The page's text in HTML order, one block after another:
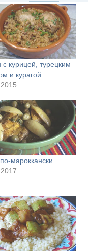
с курицей, турецким
и курагой
мароккански